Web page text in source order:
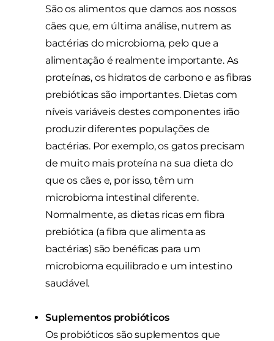
São os alimentos que damos aos nossos
cães que, em última análise, nutrem as
bactérias do microbioma, pelo que a
alimentação é realmente importante. As
proteínas, os hidratos de carbono e as fibras
prebióticas são importantes. Dietas com
níveis variáveis destes componentes irão
produzir diferentes populações de
bactérias. Por exemplo, os gatos precisam
de muito mais proteína na sua dieta do
que os cães e, por isso, têm um
microbioma intestinal diferente.
Normalmente, as dietas ricas em fibra
prebiótica (a fibra que alimenta as
bactérias) são benéficas para um
microbioma equilibrado e um intestino
saudável.
Suplementos probióticos
Os probióticos são suplementos que